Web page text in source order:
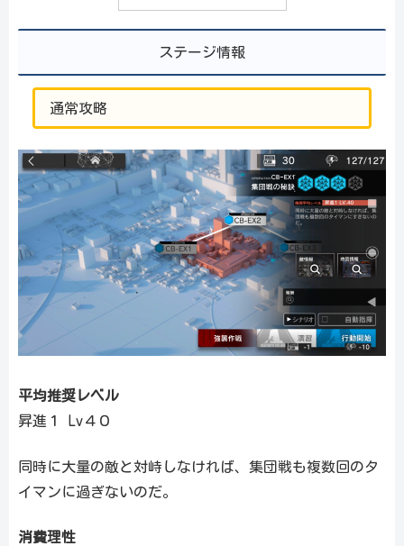
ステージ情報
通常攻略
平均推奨レベル
昇進１ Lv４０
同時に大量の敵と対峙しなければ、集団戦も複数回のタ
イマンに過ぎないのだ。
消費理性